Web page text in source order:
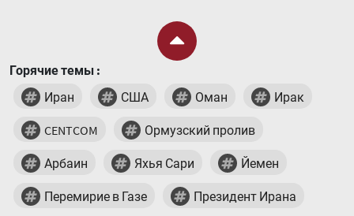
Горячие темы :
Иран
США Оман Ирак
CENTCOM Ормузский пролив
Арбаин Яхья Сари Йемен
Перемирие в Газе Президент Ирана